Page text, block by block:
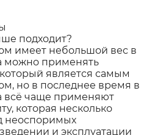
подходит?
имеет небольшой вес в
можно применять
является самым
но в последнее время в
всё чаще применяют
которая несколько
неоспоримых
и эксплуатации